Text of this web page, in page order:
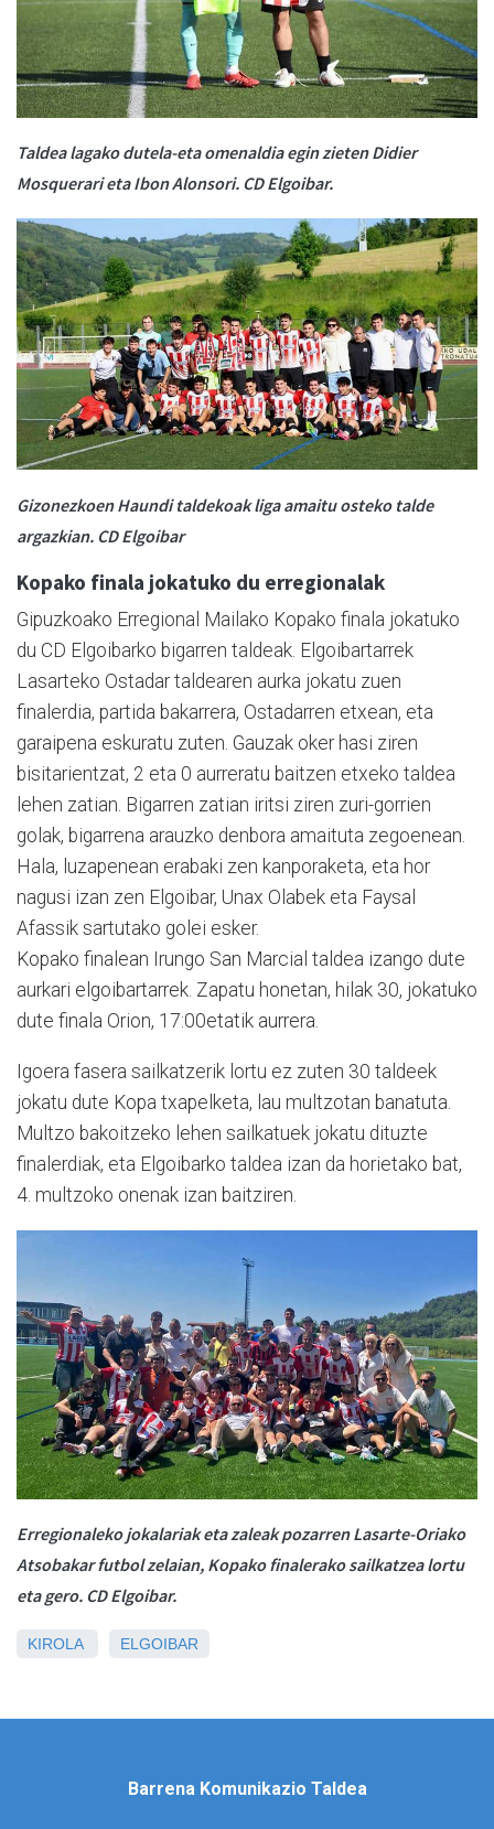
Taldea lagako dutela-eta omenaldia egin zieten Didier
Mosquerari eta Ibon Alonsori. CD Elgoibar.
Gizonezkoen Haundi taldekoak liga amaitu osteko talde
argazkian. CD Elgoibar
Kopako finala jokatuko du erregionalak
Gipuzkoako Erregional Mailako Kopako finala jokatuko
du CD Elgoibarko bigarren taldeak. Elgoibartarrek
Lasarteko Ostadar taldearen aurka jokatu zuen
finalerdia, partida bakarrera, Ostadarren etxean, eta
garaipena eskuratu zuten. Gauzak oker hasi ziren
bisitarientzat, 2 eta 0 aurreratu baitzen etxeko taldea
lehen zatian. Bigarren zatian iritsi ziren zuri-gorrien
golak, bigarrena arauzko denbora amaituta zegoenean.
Hala, luzapenean erabaki zen kanporaketa, eta hor
nagusi izan zen Elgoibar, Unax Olabek eta Faysal
Afassik sartutako golei esker.
Kopako finalean Irungo San Marcial taldea izango dute
aurkari elgoibartarrek. Zapatu honetan, hilak 30, jokatuko
dute finala Orion, 17:00etatik aurrera.
Igoera fasera sailkatzerik lortu ez zuten 30 taldeek
jokatu dute Kopa txapelketa, lau multzotan banatuta.
Multzo bakoitzeko lehen sailkatuek jokatu dituzte
finalerdiak, eta Elgoibarko taldea izan da horietako bat,
4. multzoko onenak izan baitziren.
Erregionaleko jokalariak eta zaleak pozarren Lasarte-Oriako
Atsobakar futbol zelaian, Kopako finalerako sailkatzea lortu
eta gero. CD Elgoibar.
KIROLA ELGOIBAR
Barrena Komunikazio Taldea